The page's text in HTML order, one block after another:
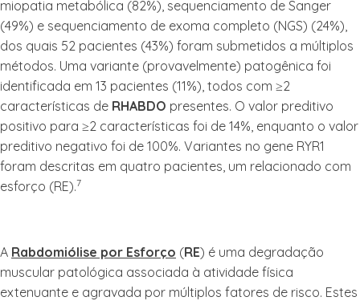
miopatia metabólica (82%), sequenciamento de Sanger
(49%) e sequenciamento de exoma completo (NGS) (24%),
dos quais 52 pacientes (43%) foram submetidos a múltiplos
métodos. Uma variante (provavelmente) patogênica foi
identificada em 13 pacientes (11%), todos com ≥2
características de RHABDO presentes. O valor preditivo
positivo para ≥2 características foi de 14%, enquanto o valor
preditivo negativo foi de 100%. Variantes no gene RYR1
foram descritas em quatro pacientes, um relacionado com
esforço (RE).7
A Rabdomiólise por Esforço (RE) é uma degradação
muscular patológica associada à atividade física
extenuante e agravada por múltiplos fatores de risco. Estes